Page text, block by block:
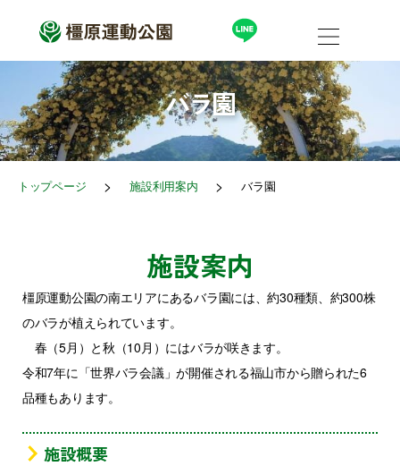
バラ園
トップページ > 施設利用案内 > バラ園
施設案内
橿原運動公園の南エリアにあるバラ園には、約30種類、約300株
のバラが植えられています。
春（5月）と秋（10月）にはバラが咲きます。
令和7年に「世界バラ会議」が開催される福山市から贈られた6
品種もあります。
施設概要